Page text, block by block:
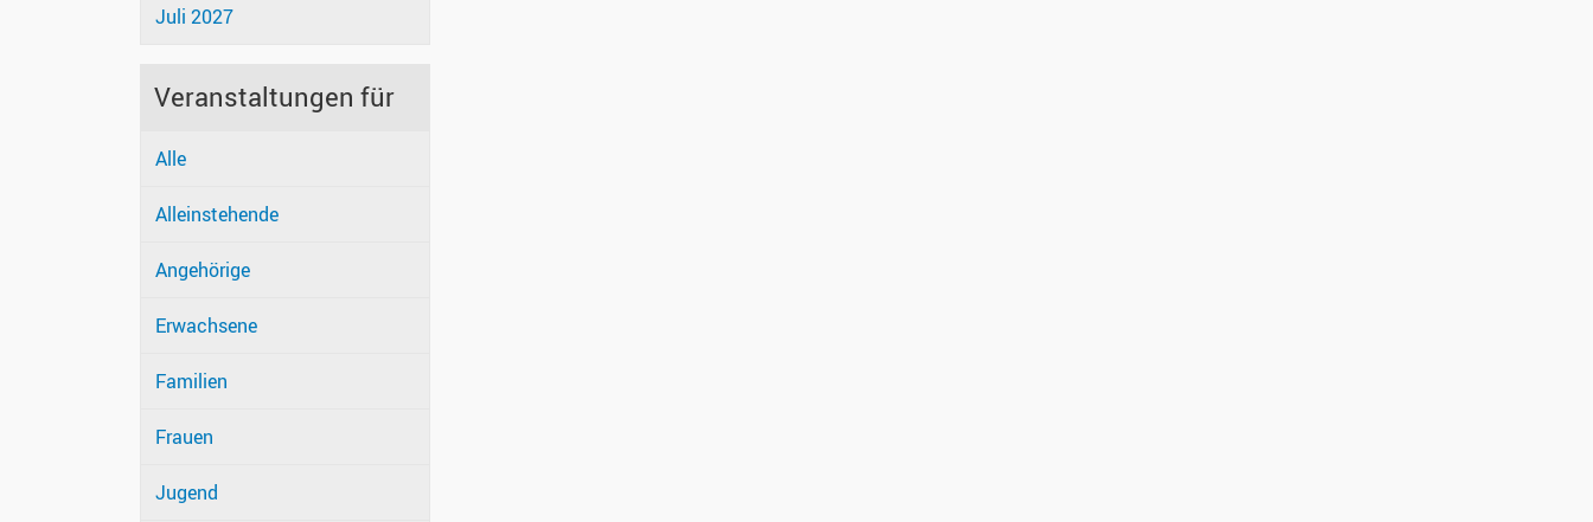
Juli 2027
Veranstaltungen für
Alle
Alleinstehende
Angehörige
Erwachsene
Familien
Frauen
Jugend